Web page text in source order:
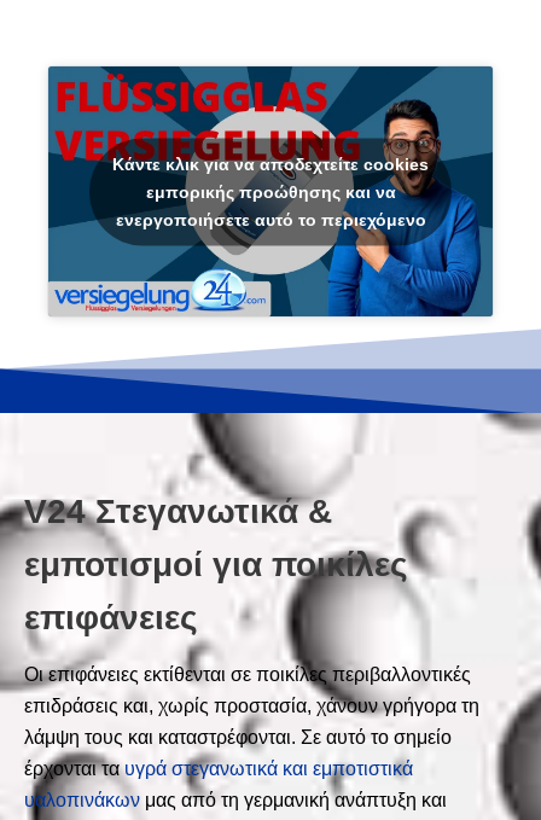
Κάντε κλικ για να αποδεχτείτε cookies
εμπορικής προώθησης και να
ενεργοποιήσετε αυτό το περιεχόμενο
V24 Στεγανωτικά &
εμποτισμοί για ποικίλες
επιφάνειες
Οι επιφάνειες εκτίθενται σε ποικίλες περιβαλλοντικές
επιδράσεις και, χωρίς προστασία, χάνουν γρήγορα τη
λάμψη τους και καταστρέφονται. Σε αυτό το σημείο
έρχονται ταυγρά στεγανωτικά και εμποτιστικά
υαλοπινάκων μας από τη γερμανική ανάπτυξη και